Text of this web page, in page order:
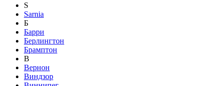
S
Sarnia
Б
Барри
Берлингтон
Брамптон
В
Вернон
Виндзор